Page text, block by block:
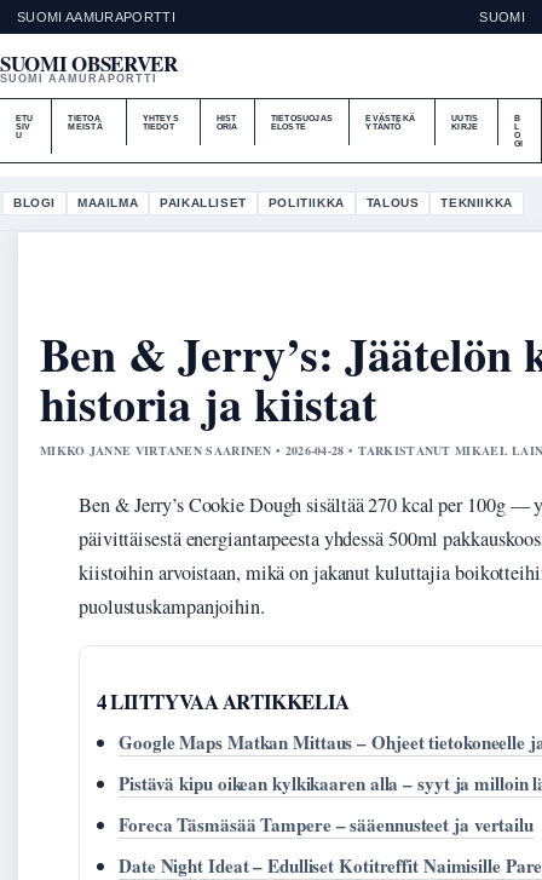
SUOMI AAMURAPORTTI SUOMI
SUOMI OBSERVER
SUOMI AAMURAPORTTI
ETU
SIV
U
TIETOA
MEISTÄ
YHTEYS
TIEDOT
HIST
ORIA
TIETOSUOJAS
ELOSTE
EVÄSTEKÄ
YTÄNTÖ
UUTIS
KIRJE
B
O
GI
BLOGI MAAILMA PAIKALLISET POLITIIKKA TALOUS TEKNIIKKA
Ben & Jerry’s: Jäätelön
historia ja kiistat
MIKKO JANNE VIRTANEN SAARINEN • 2026-04-28 • TARKISTANUT MIKAEL
Ben & Jerry’s Cookie Dough sisältää 270 kcal per 100g —
päivittäisestä energiantarpeesta yhdessä 500ml
kiistoihin arvoistaan, mikä on jakanut kuluttajia
puolustuskampanjoihin.
4 LIITTYVAA ARTIKKELIA
Google Maps Matkan Mittaus – Ohjeet tietokoneelle
Pistävä kipu oikean kylkikaaren alla – syyt ja milloin
Foreca Täsmäsää Tampere – sääennusteet ja vertailu
Date Night Ideat – Edulliset Kotitreffit Naimisille